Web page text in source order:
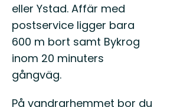
eller Ystad. Affär med
postservice ligger bara
600 m bort samt Bykrog
inom 20 minuters
gångväg.
På vandrarhemmet bor du